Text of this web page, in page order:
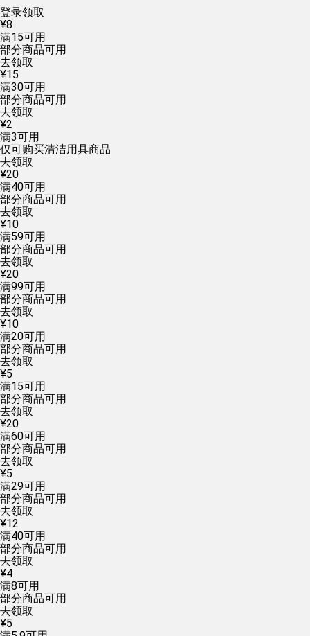
登录领取
¥8
满15可用
部分商品可用
去领取
¥15
满30可用
部分商品可用
去领取
¥2
满3可用
仅可购买清洁用具商品
去领取
¥20
满40可用
部分商品可用
去领取
¥10
满59可用
部分商品可用
去领取
¥20
满99可用
部分商品可用
去领取
¥10
满20可用
部分商品可用
去领取
¥5
满15可用
部分商品可用
去领取
¥20
满60可用
部分商品可用
去领取
¥5
满29可用
部分商品可用
去领取
¥12
满40可用
部分商品可用
去领取
¥4
满8可用
部分商品可用
去领取
¥5